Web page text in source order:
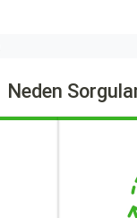
Neden